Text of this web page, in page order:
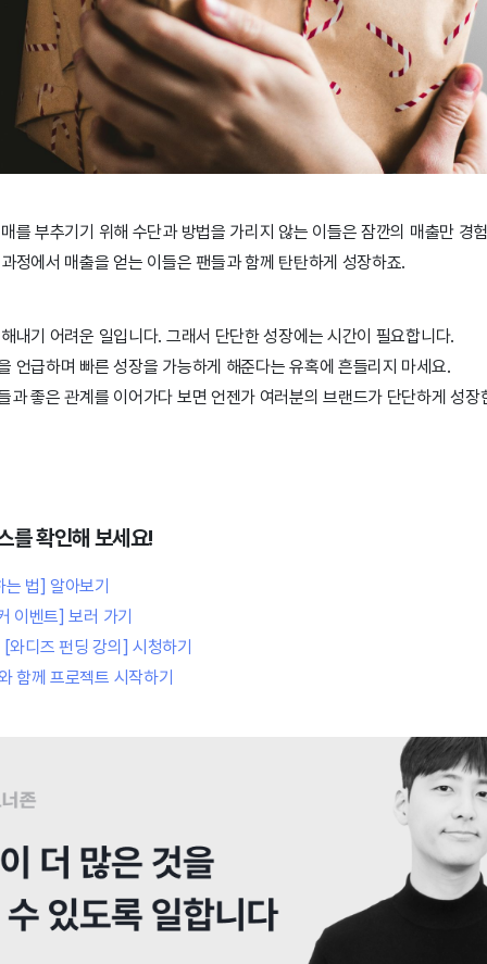
를 부추기기 위해 수단과 방법을 가리지 않는 이들은 잠깐의 매출만 경
정에서 매출을 얻는 이들은 팬들과 함께 탄탄하게 성장하죠.
내기 어려운 일입니다. 그래서 단단한 성장에는 시간이 필요합니다.
언급하며 빠른 성장을 가능하게 해준다는 유혹에 흔들리지 마세요.
과 좋은 관계를 이어가다 보면 언젠가 여러분의 브랜드가 단단하게 성
를 확인해 보세요!
법] 알아보기
이벤트] 보러 가기
디즈 펀딩 강의] 시청하기
함께 프로젝트 시작하기